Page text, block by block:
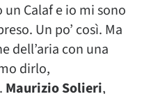
Calaf e io mi sono
Un po’ così. Ma
dell’aria con una
dirlo,
Maurizio Solieri,